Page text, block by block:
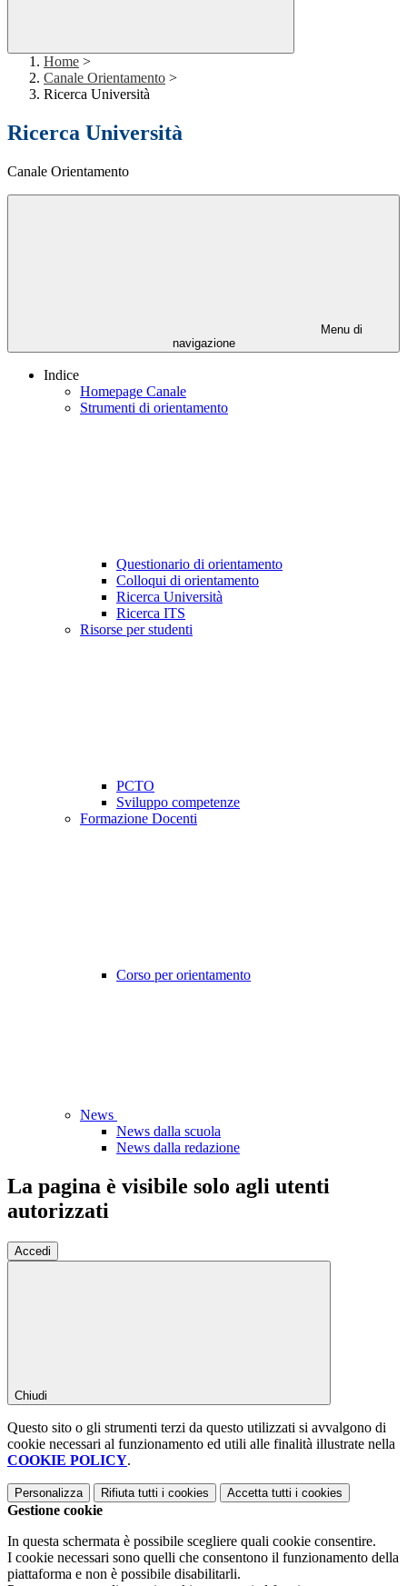
Home >
Canale Orientamento >
Ricerca Università
Ricerca Università
Canale Orientamento
Menu di
navigazione
Indice
Homepage Canale
Strumenti di orientamento
Questionario di orientamento
Colloqui di orientamento
Ricerca Università
Ricerca ITS
Risorse per studenti
PCTO
Sviluppo competenze
Formazione Docenti
Corso per orientamento
News
News dalla scuola
News dalla redazione
La pagina è visibile solo agli utenti
autorizzati
Accedi
Chiudi
Questo sito o gli strumenti terzi da questo utilizzati si avvalgono di
cookie necessari al funzionamento ed utili alle finalità illustrate nella
COOKIE POLICY.
Personalizza Rifiuta tutti i cookies Accetta tutti i cookies
Gestione cookie
In questa schermata è possibile scegliere quali cookie consentire.
I cookie necessari sono quelli che consentono il funzionamento della
piattaforma e non è possibile disabilitarli.